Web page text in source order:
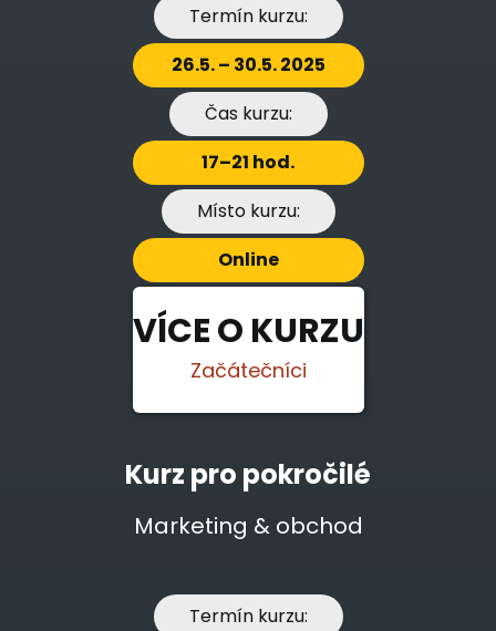
Termín kurzu:
26.5. – 30.5. 2025
Čas kurzu:
17–21 hod.
Místo kurzu:
Online
VÍCE O KURZU
Začátečníci
Kurz pro pokročilé
Marketing & obchod
Termín kurzu: